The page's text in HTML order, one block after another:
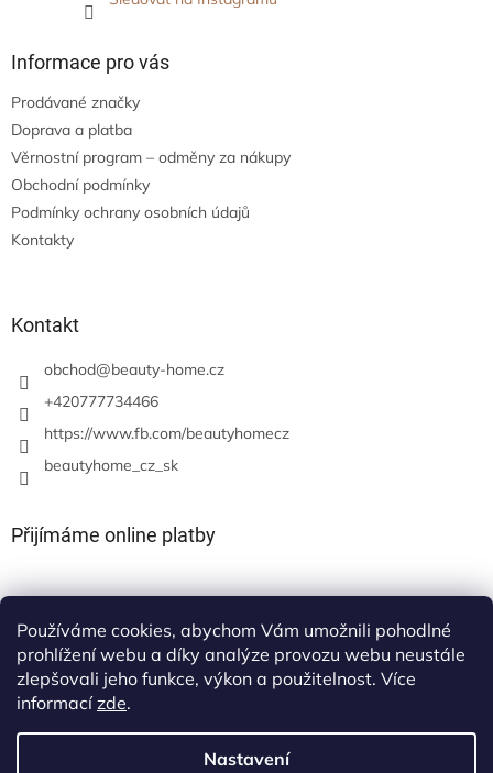
Používáme cookies, abychom Vám umožnili pohodlné
prohlížení webu a díky analýze provozu webu neustále
zlepšovali jeho funkce, výkon a použitelnost. Více
informacízde.
Nastavení
Informace pro vás
Prodávané značky
Doprava a platba
Věrnostní program – odměny za nákupy
Obchodní podmínky
Podmínky ochrany osobních údajů
Kontakty
Kontakt
obchod@beauty-home.cz
+420777734466
https://www.fb.com/beautyhomecz
beautyhome_cz_sk
Přijímáme online platby
Vytvořil Shoptet